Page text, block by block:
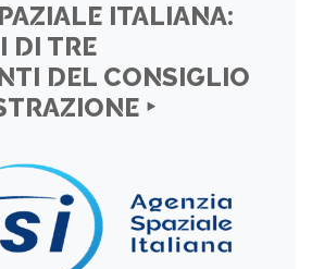
ITALIANA:
DI TRE
DEL CONSIGLIO
‣